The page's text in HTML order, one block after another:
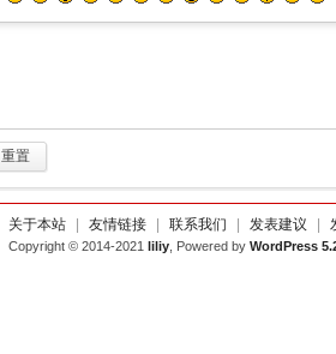
重置
关于本站 | 友情链接 | 联系我们 | 发表建议 |
Copyright © 2014-2021 liliy , Powered by WordPress